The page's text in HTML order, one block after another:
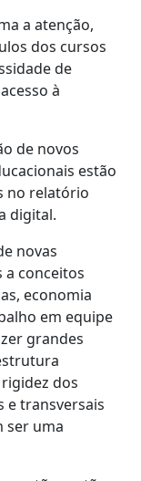
a atenção,
dos cursos
de
à
de novos
estão
no relatório
digital.
novas
a conceitos
economia
em equipe
grandes
dos
e transversais
ser uma